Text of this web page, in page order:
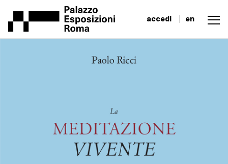
accedi en